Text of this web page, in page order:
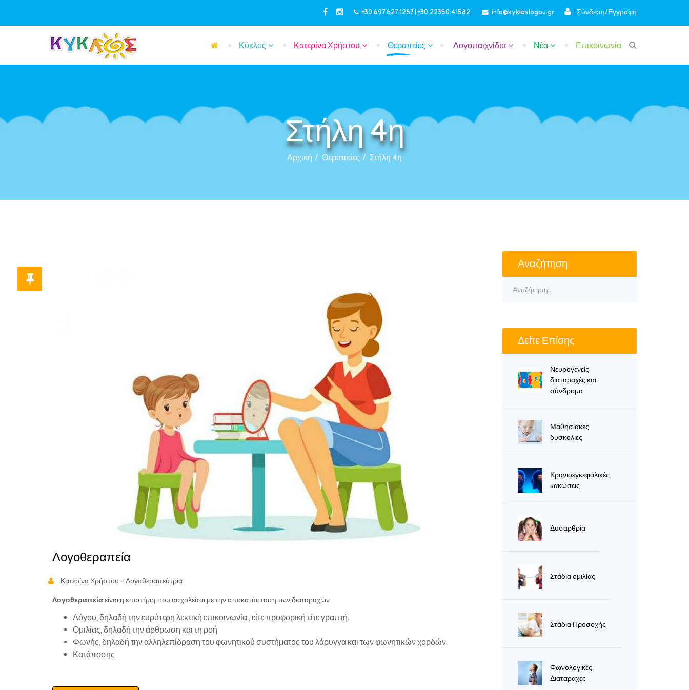
Σύνδεση/Εγγραφή
+30.697.627.1287 | +30.22350.41582 info@kykloslogou.gr
Κύκλος Κατερίνα Χρήστου Θεραπείες Λογοπαιχνίδια Νέα Επικοινωνία
Στήλη 4η
Αρχική Θεραπείες Στήλη 4η
Λογοθεραπεία
Κατερίνα Χρήστου - Λογοθεραπεύτρια
Λογοθεραπείαείναι η επιστήμη που ασχολείται με την αποκατάσταση των διαταραχών
Λόγου, δηλαδή την ευρύτερη λεκτική επικοινωνία , είτε προφορική είτε γραπτή.
Ομιλίας, δηλαδή την άρθρωση και τη ροή
Φωνής, δηλαδή την αλληλεπίδραση του φωνητικού συστήματος του λάρυγγα και των φωνητικών χορδών.
Κατάποσης
Αναζήτηση
Δείτε Επίσης
Νευρογενείς
διαταραχές και
σύνδρομα
Μαθησιακές
δυσκολίες
Κρανιοεγκεφαλικές
κακώσεις
Δυσαρθρία
Στάδια ομιλίας
Στάδια Προσοχής
Φωνολογικές
Διαταραχές